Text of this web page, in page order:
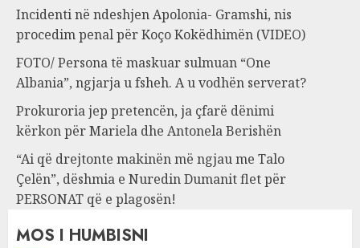
Incidenti në ndeshjen Apolonia- Gramshi, nis
procedim penal për Koço Kokëdhimën (VIDEO)
FOTO/ Persona të maskuar sulmuan “One
Albania”, ngjarja u fsheh. A u vodhën serverat?
Prokuroria jep pretencën, ja çfarë dënimi
kërkon për Mariela dhe Antonela Berishën
“Ai që drejtonte makinën më ngjau me Talo
Çelën”, dëshmia e Nuredin Dumanit flet për
PERSONAT që e plagosën!
MOS I HUMBISNI